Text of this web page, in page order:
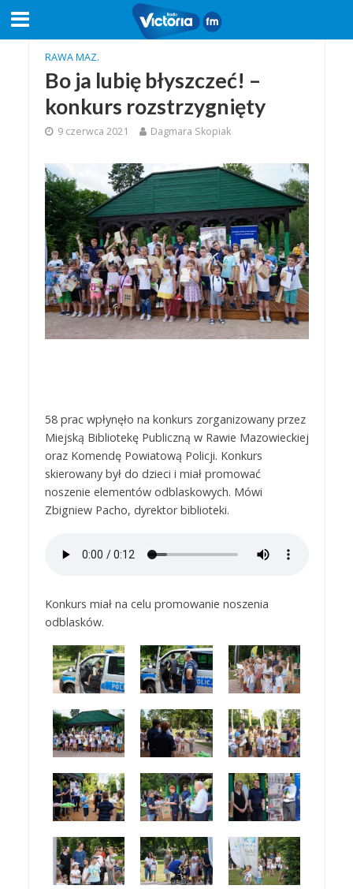
RAWA MAZ.
Bo ja lubię błyszczeć! –
konkurs rozstrzygnięty
9 czerwca 2021 Dagmara Skopiak
58 prac wpłynęło na konkurs zorganizowany przez
Miejską Bibliotekę Publiczną w Rawie Mazowieckiej
oraz Komendę Powiatową Policji. Konkurs
skierowany był do dzieci i miał promować
noszenie elementów odblaskowych. Mówi
Zbigniew Pacho, dyrektor biblioteki.
Konkurs miał na celu promowanie noszenia
odblasków.